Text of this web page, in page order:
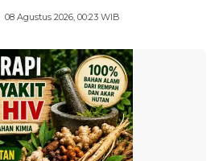
08 Agustus 2026, 00:23 WIB